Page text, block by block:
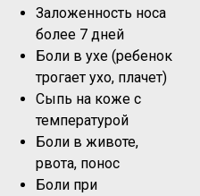
Заложенность носа
более 7 дней
Боли в ухе (ребенок
трогает ухо, плачет)
Сыпь на коже с
температурой
Боли в животе,
рвота, понос
Боли при